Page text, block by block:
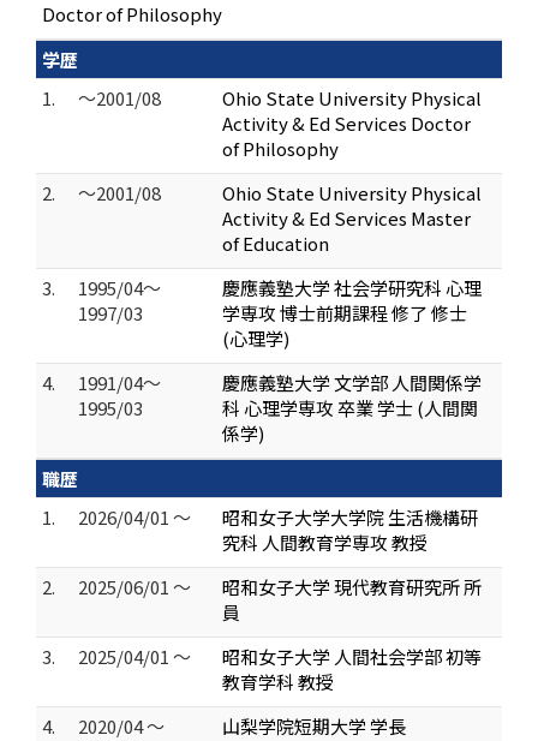
Doctor of Philosophy
学歴
1.
～2001/08
Ohio State University Physical
Activity & Ed Services Doctor
of Philosophy
2.
～2001/08
Ohio State University Physical
Activity & Ed Services Master
of Education
3.
1995/04～
1997/03
慶應義塾大学 社会学研究科 心理
学専攻 博士前期課程 修了 修士
(心理学)
4.
1991/04～
1995/03
慶應義塾大学 文学部 人間関係学
科 心理学専攻 卒業 学士 (人間関
係学)
職歴
1.
2026/04/01 ～
昭和女子大学大学院 生活機構研
究科 人間教育学専攻 教授
2.
2025/06/01 ～
昭和女子大学 現代教育研究所 所
員
3.
2025/04/01 ～
昭和女子大学 人間社会学部 初等
教育学科 教授
4.
2020/04 ～
山梨学院短期大学 学長